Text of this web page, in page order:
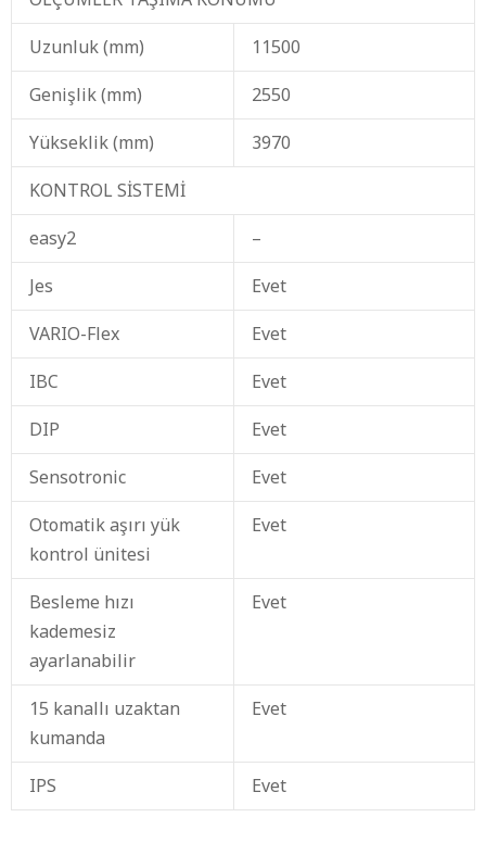
Uzunluk (mm)
11500
Genişlik (mm)
2550
Yükseklik (mm)
3970
KONTROL SİSTEMİ
easy2
–
Jes
Evet
VARIO-Flex
Evet
IBC
Evet
DIP
Evet
Sensotronic
Evet
Otomatik aşırı yük
kontrol ünitesi
Evet
Besleme hızı
kademesiz
ayarlanabilir
Evet
15 kanallı uzaktan
kumanda
Evet
IPS Evet